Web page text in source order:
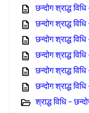
छन्दोग श्राद्ध
छन्दोग श्राद्ध विधि
छन्दोग श्राद्ध
छन्दोग श्राद्ध
छन्दोग श्राद्ध
छन्दोग श्राद्ध विधि
श्राद्ध विधि –